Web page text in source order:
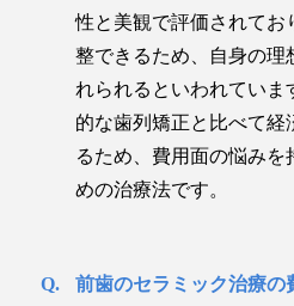
性と美観で評価されてお
整できるため、自身の理
れられるといわれていま
的な歯列矯正と比べて経
るため、費用面の悩みを
めの治療法です。
前歯のセラミック治療の